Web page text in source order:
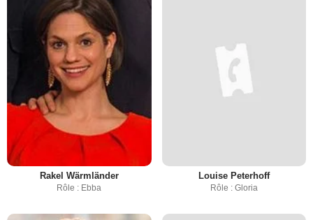
Rakel Wärmländer
Rôle : Ebba
Louise Peterhoff
Rôle : Gloria